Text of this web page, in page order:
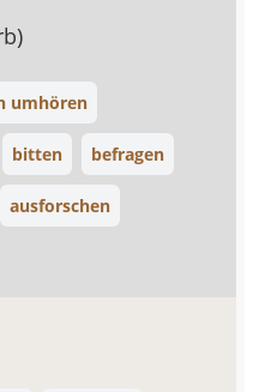
umhören
bitten befragen
ausforschen